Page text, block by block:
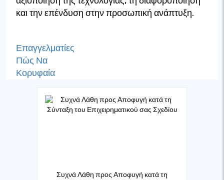
και την επένδυση στην προσωπική ανάπτυξη.
Επαγγελματίες
Πώς Να
Κορυφαία
Συχνά Λάθη προς Αποφυγή κατά τη